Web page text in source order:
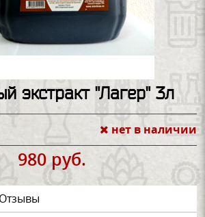
экстракт "Лагер" 3л
нет в наличии
980 руб.
Отзывы